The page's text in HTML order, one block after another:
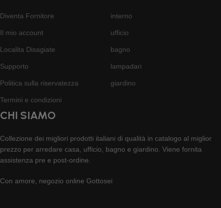
Diventa Fornitore
Il mio account
Localita Disagiate
Supporto
Politica sulla riservatezza
Termini e condizioni
interno
ufficio
bagno
lampadari
giardino
CHI SIAMO
Collezione dei migliori prodotti italiani di qualità in catalogo al miglior
prezzo per arredare casa, ufficio, bagno e giardino. Viene fornita
assistenza pre e post-ordine.
Con amore, negozio online Gottosei